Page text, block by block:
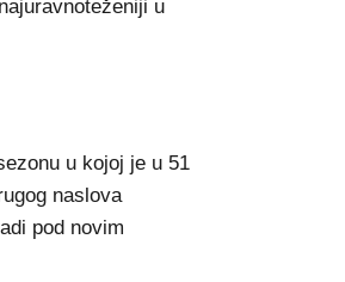
u
u kojoj je u 51
naslova
pod novim